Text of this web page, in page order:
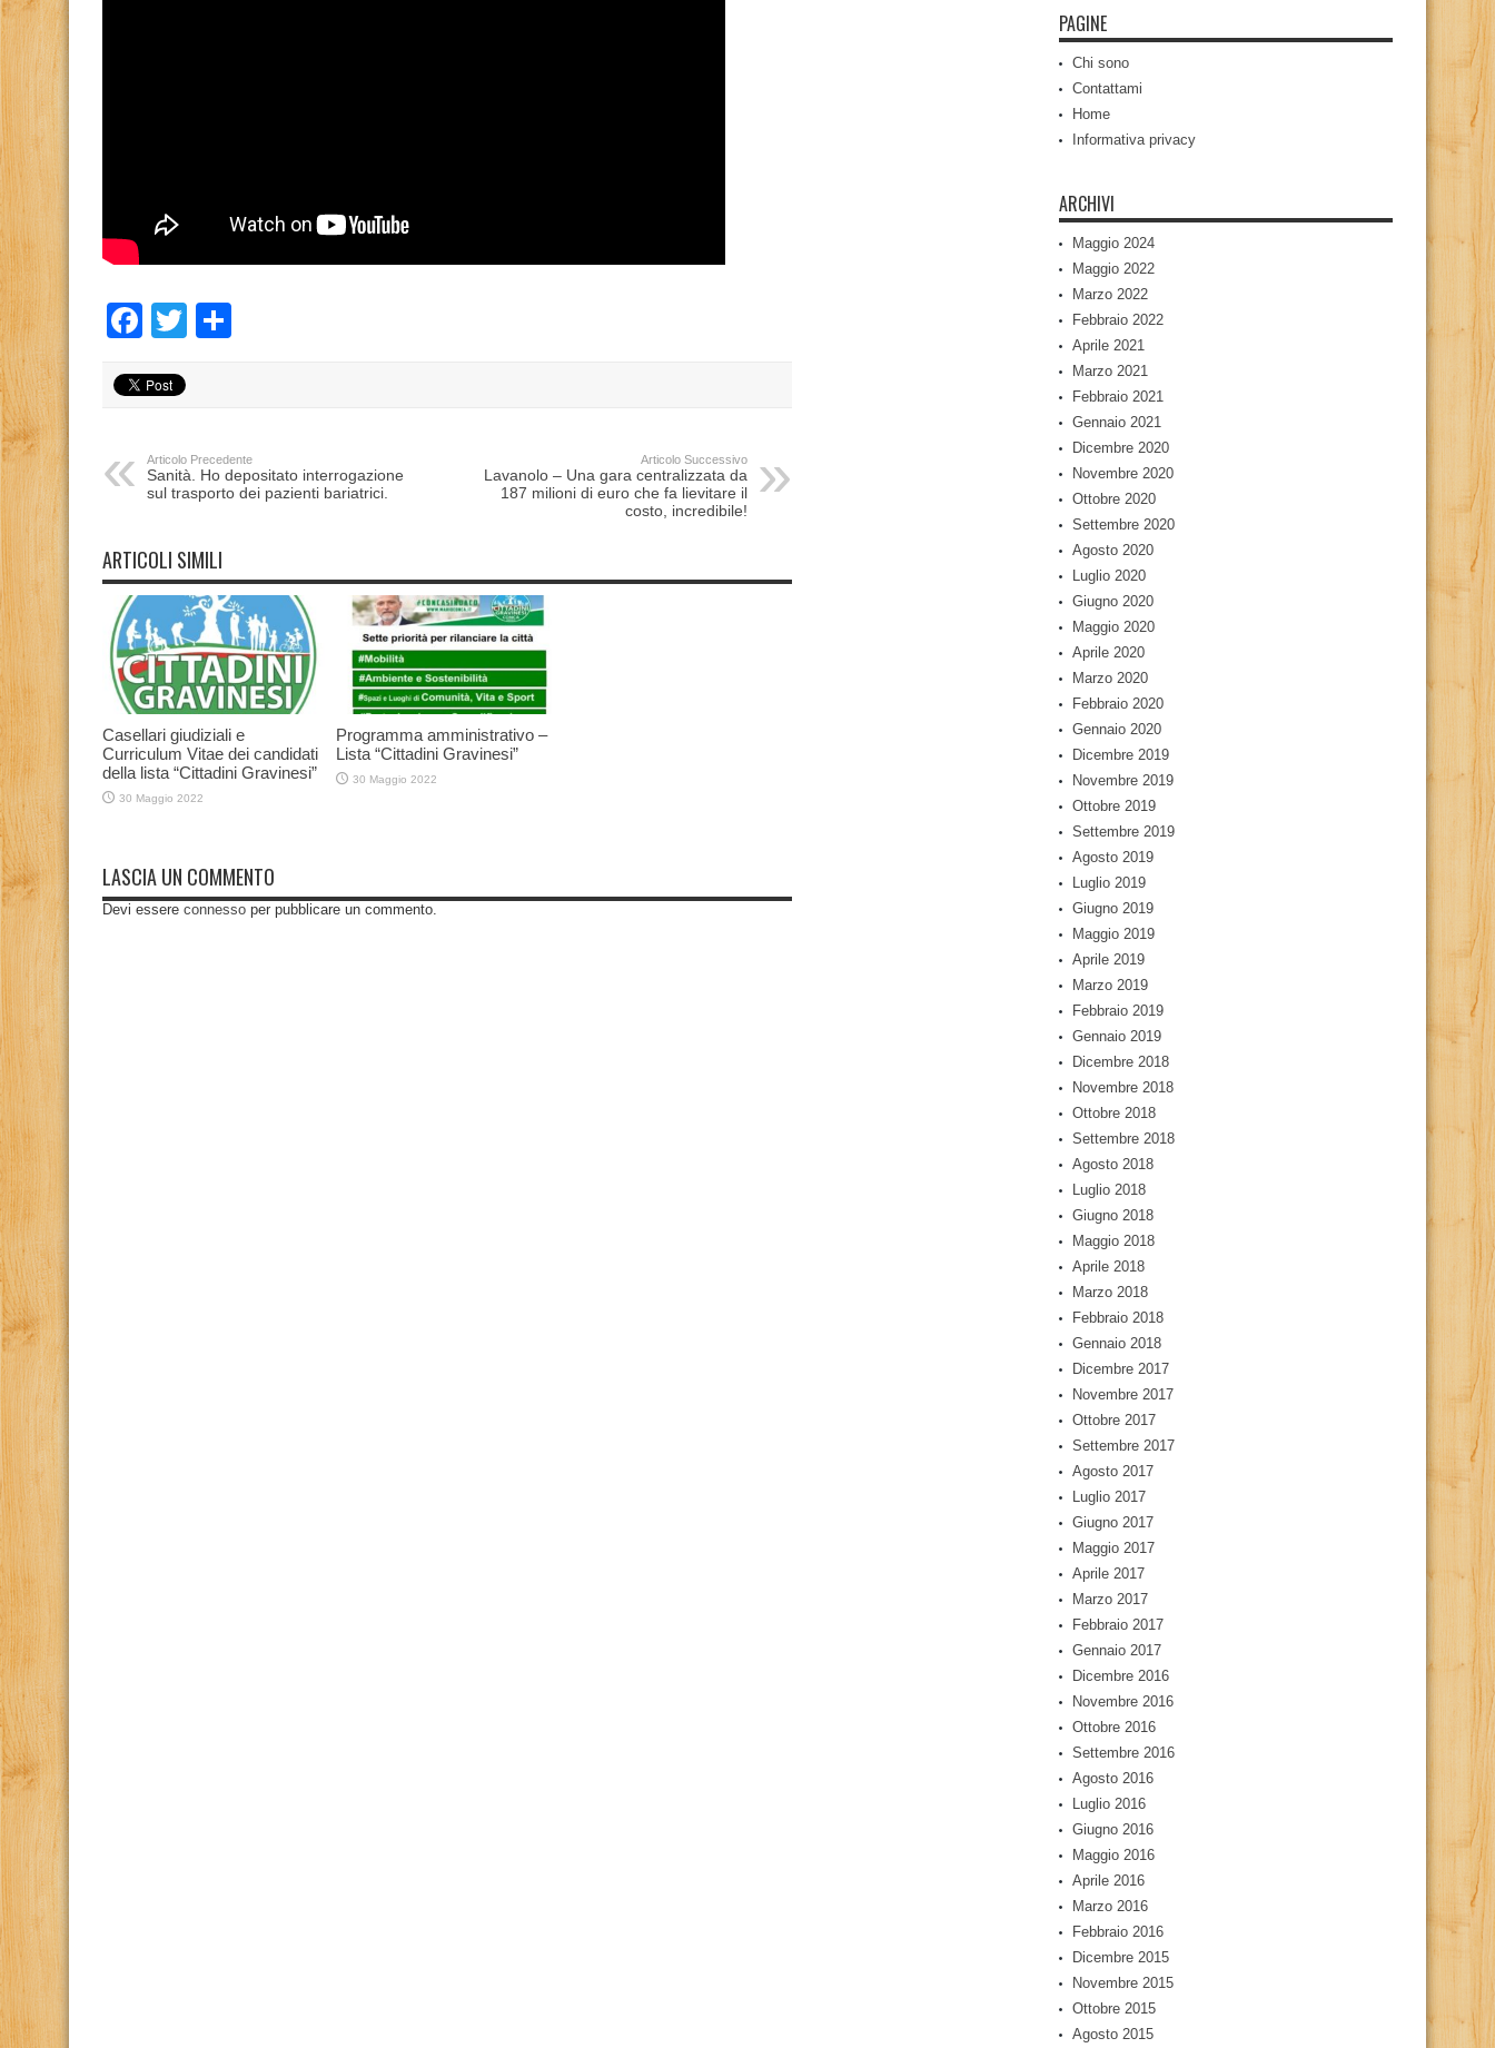
Facebook
Twitter
Articolo Precedente
Sanità. Ho depositato interrogazione
sul trasporto dei pazienti bariatrici.
Articolo Successivo
Lavanolo – Una gara centralizzata da
187 milioni di euro che fa lievitare il
costo, incredibile!
ARTICOLI SIMILI
Casellari giudiziali e
Curriculum Vitae dei candidati
della lista “Cittadini Gravinesi”
30 Maggio 2022
Programma amministrativo –
Lista “Cittadini Gravinesi”
30 Maggio 2022
LASCIA UN COMMENTO
Devi essere connesso per pubblicare un commento.
PAGINE
Chi sono
Contattami
Home
Informativa privacy
ARCHIVI
Maggio 2024
Maggio 2022
Marzo 2022
Febbraio 2022
Aprile 2021
Marzo 2021
Febbraio 2021
Gennaio 2021
Dicembre 2020
Novembre 2020
Ottobre 2020
Settembre 2020
Agosto 2020
Luglio 2020
Giugno 2020
Maggio 2020
Aprile 2020
Marzo 2020
Febbraio 2020
Gennaio 2020
Dicembre 2019
Novembre 2019
Ottobre 2019
Settembre 2019
Agosto 2019
Luglio 2019
Giugno 2019
Maggio 2019
Aprile 2019
Marzo 2019
Febbraio 2019
Gennaio 2019
Dicembre 2018
Novembre 2018
Ottobre 2018
Settembre 2018
Agosto 2018
Luglio 2018
Giugno 2018
Maggio 2018
Aprile 2018
Marzo 2018
Febbraio 2018
Gennaio 2018
Dicembre 2017
Novembre 2017
Ottobre 2017
Settembre 2017
Agosto 2017
Luglio 2017
Giugno 2017
Maggio 2017
Aprile 2017
Marzo 2017
Febbraio 2017
Gennaio 2017
Dicembre 2016
Novembre 2016
Ottobre 2016
Settembre 2016
Agosto 2016
Luglio 2016
Giugno 2016
Maggio 2016
Aprile 2016
Marzo 2016
Febbraio 2016
Dicembre 2015
Novembre 2015
Ottobre 2015
Agosto 2015